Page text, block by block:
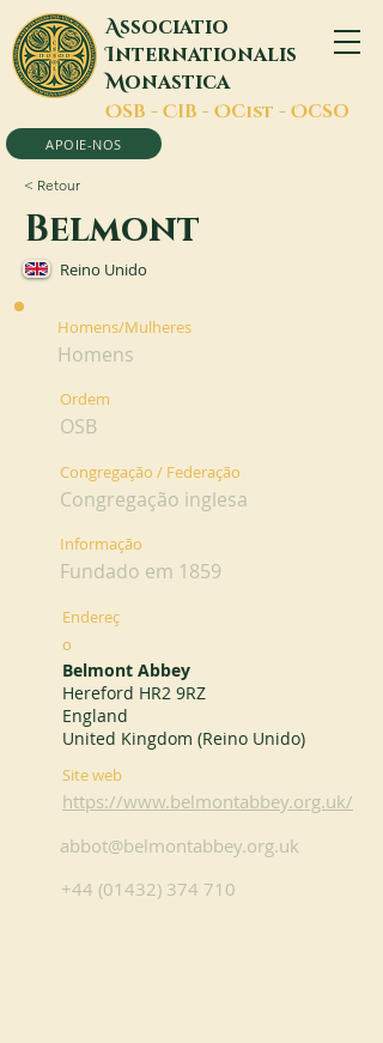
Associatio
Internationalis
Monastica
OSB - CIB - OCist - OCSO
APOIE-NOS
< Retour
Belmont
Reino Unido
Homens/Mulheres
Homens
Ordem
OSB
Congregação / Federação
Congregação inglesa
Informação
Fundado em 1859
Endereç
o
Belmont Abbey
Hereford HR2 9RZ
England
United Kingdom (Reino Unido)
Site web
https://www.belmontabbey.org.uk/
abbot@belmontabbey.org.uk
+44 (01432) 374 710